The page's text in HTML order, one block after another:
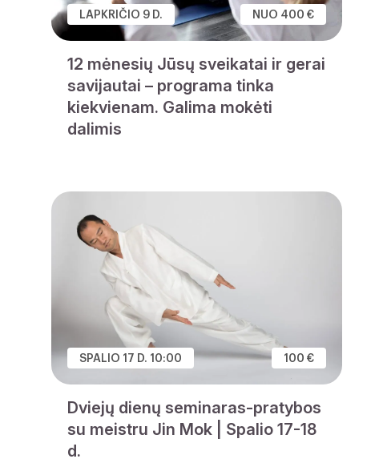
LAPKRIČIO 9 D. NUO 400 €
12 mėnesių Jūsų sveikatai ir gerai
savijautai – programa tinka
kiekvienam. Galima mokėti
dalimis
SPALIO 17 D. 10:00 100 €
Dviejų dienų seminaras-pratybos
su meistru Jin Mok | Spalio 17-18
d.